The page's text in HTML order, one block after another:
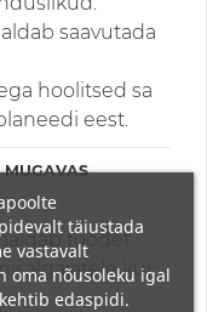
saavutada
hoolitsed sa
eest.
MUGAVAS
toodet
algajatele kui
täiustada
vastavalt
oma nõusoleku igal
edaspidi.